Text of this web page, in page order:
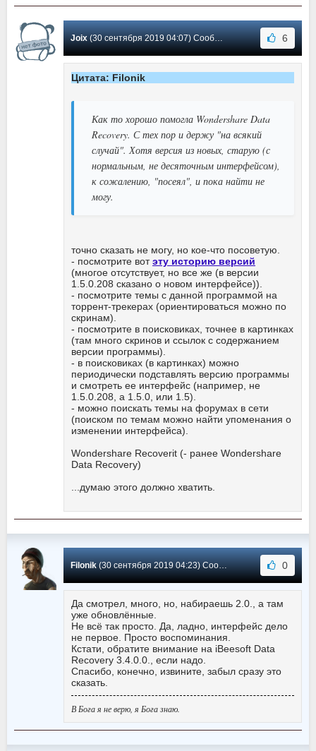
Joix(30 сентября 2019 04:07) Сообщение #23 6
Цитата: Filonik
Как то хорошо помогла Wondershare Data
Recovery. С тех пор и держу "на всякий
случай". Хотя версия из новых, старую (с
нормальным, не десяточным интерфейсом),
к сожалению, "посеял", и пока найти не
могу.
точно сказать не могу, но кое-что посоветую.
- посмотрите вотэту историю версий
(многое отсутствует, но все же (в версии
1.5.0.208 сказано о новом интерфейсе)).
- посмотрите темы с данной программой на
торрент-трекерах (ориентироваться можно по
скринам).
- посмотрите в поисковиках, точнее в картинках
(там много скринов и ссылок с содержанием
версии программы).
- в поисковиках (в картинках) можно
периодически подставлять версию программы
и смотреть ее интерфейс (например, не
1.5.0.208, а 1.5.0, или 1.5).
- можно поискать темы на форумах в сети
(поиском по темам можно найти упоменания о
изменении интерфейса).
Wondershare Recoverit (- ранее Wondershare
Data Recovery)
...думаю этого должно хватить.
Filonik(30 сентября 2019 04:23) Сообщение #22 0
Да смотрел, много, но, набираешь 2.0., а там
уже обновлённые.
Не всё так просто. Да, ладно, интерфейс дело
не первое. Просто воспоминания.
Кстати, обратите внимание на iBeesoft Data
Recovery 3.4.0.0., если надо.
Спасибо, конечно, извините, забыл сразу это
сказать.
В Бога я не верю, я Бога знаю.